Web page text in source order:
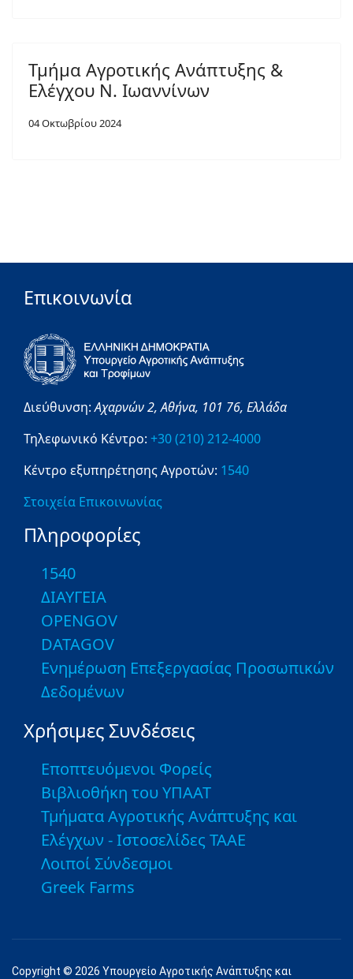
Τμήμα Αγροτικής Ανάπτυξης &
Ελέγχου Ν. Ιωαννίνων
04 Οκτωβρίου 2024
Επικοινωνία
Διεύθυνση:Αχαρνών 2,Αθήνα, 101 76, Ελλάδα
Τηλεφωνικό Κέντρο: +30 (210) 212-4000
Κέντρο εξυπηρέτησης Αγροτών: 1540
Στοιχεία Επικοινωνίας
Πληροφορίες
1540
ΔΙΑΥΓΕΙΑ
OPENGOV
DATAGOV
Ενημέρωση Επεξεργασίας Προσωπικών
Δεδομένων
Χρήσιμες Συνδέσεις
Εποπτευόμενοι Φορείς
Βιβλιοθήκη του ΥΠΑΑΤ
Τμήματα Αγροτικής Ανάπτυξης και
Ελέγχων - Ιστοσελίδες ΤΑΑΕ
Λοιποί Σύνδεσμοι
Greek Farms
Copyright © 2026 Υπουργείο Αγροτικής Ανάπτυξης και